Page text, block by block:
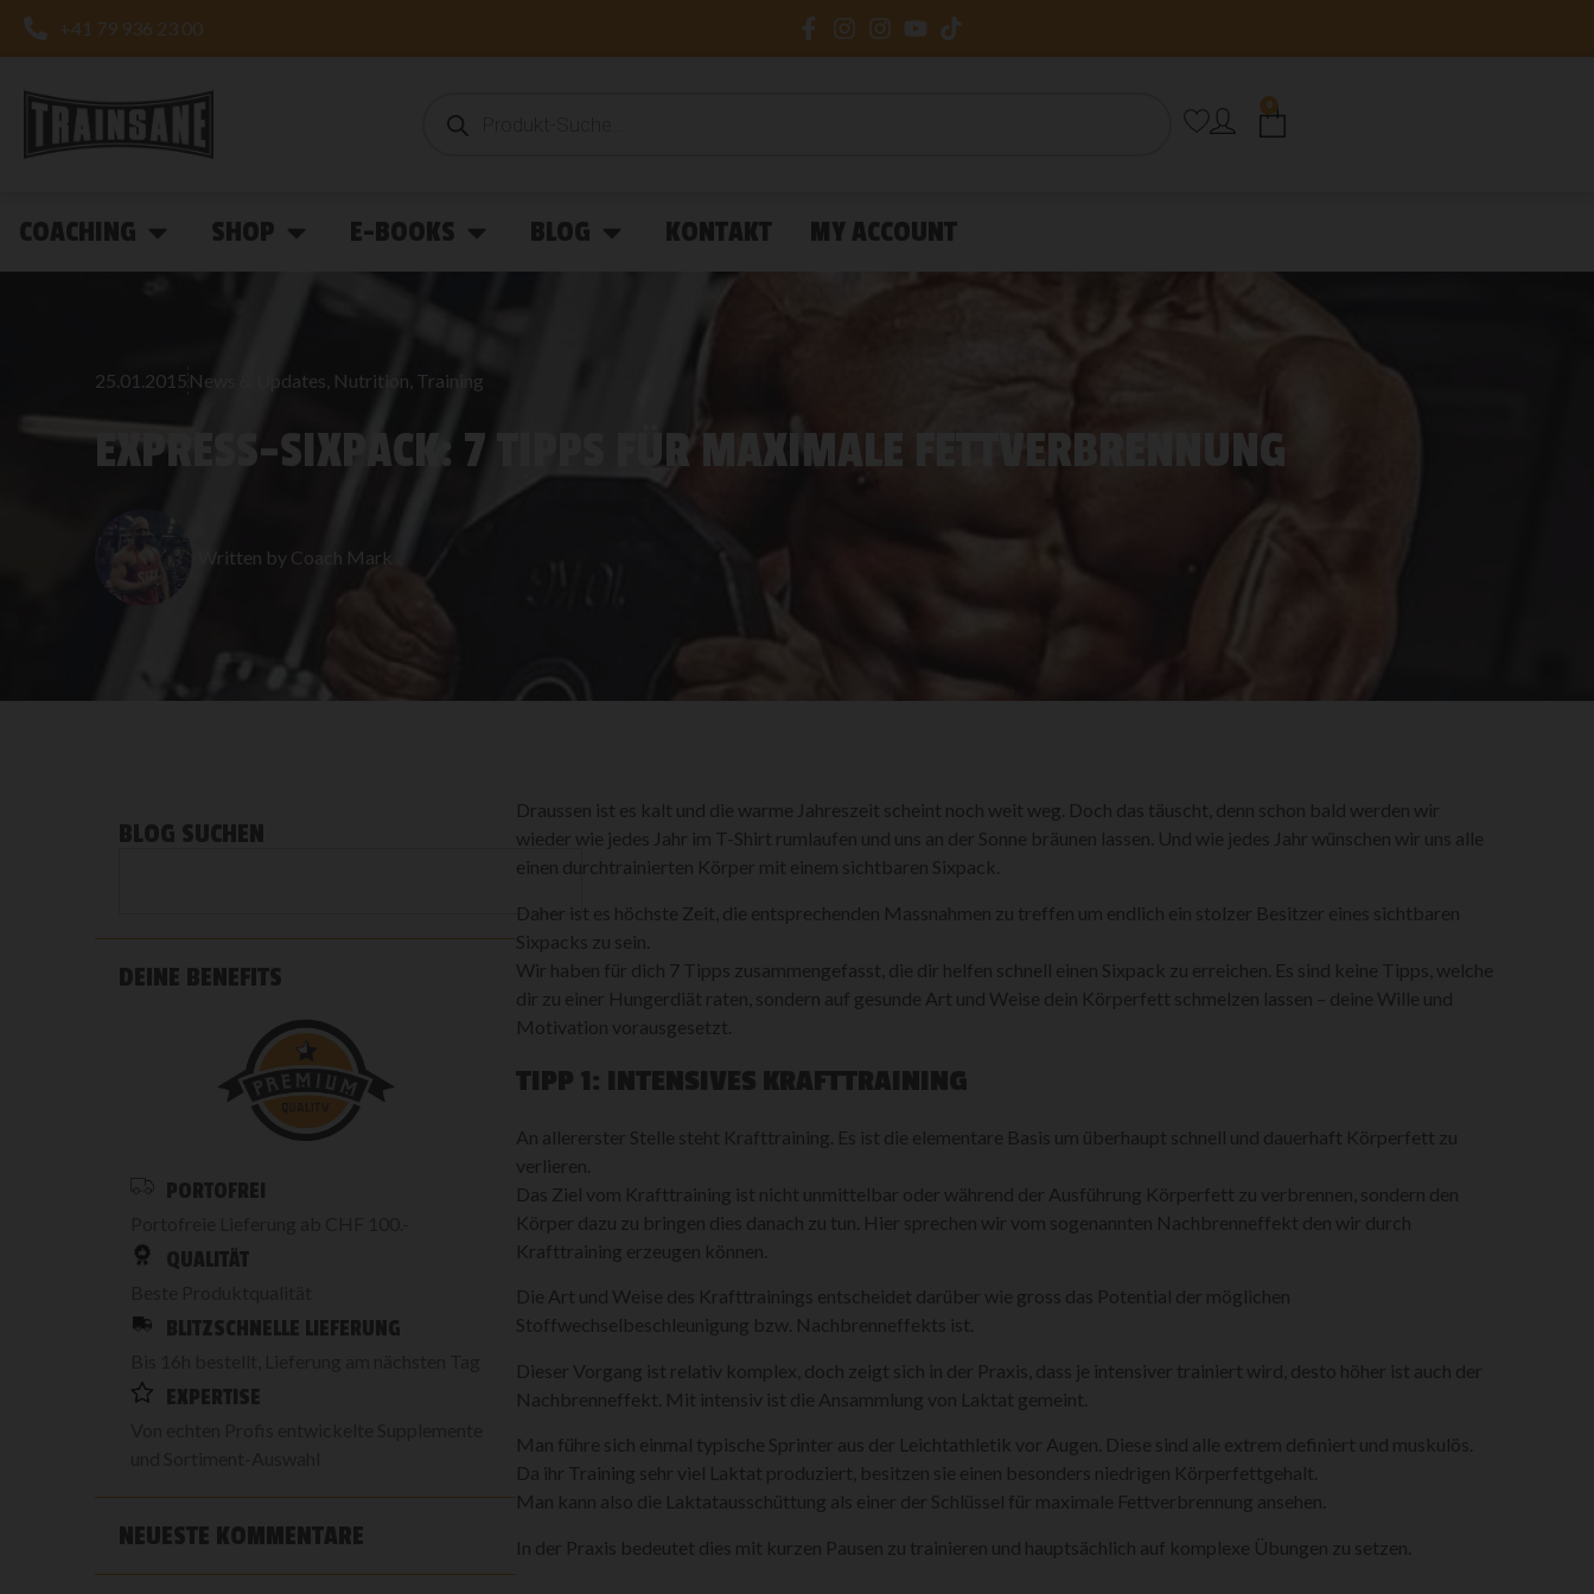
+41 79 936 23 00
0
COACHING SHOP E-BOOKS BLOG KONTAKT MY ACCOUNT
25.01.2015 News & Updates Nutrition Training
EXPRESS-SIXPACK: 7 TIPPS FÜR MAXIMALE FETTVERBRENNUNG
Written by Coach Mark
BLOG SUCHEN
DEINE BENEFITS
PORTOFREI
QUALITÄT
BLITZSCHNELLE LIEFERUNG
EXPERTISE
NEUESTE KOMMENTARE
Draussen ist es kalt und die warme Jahreszeit scheint noch weit weg. Doch das täuscht, denn schon bald werden wir
wieder wie jedes Jahr im T-Shirt rumlaufen und uns an der Sonne bräunen lassen. Und wie jedes Jahr wünschen wir uns alle
einen durchtrainierten Körper mit einem sichtbaren Sixpack.
Daher ist es höchste Zeit, die entsprechenden Massnahmen zu treffen um endlich ein stolzer Besitzer eines sichtbaren
Sixpacks zu sein.
Wir haben für dich 7 Tipps zusammengefasst, die dir helfen schnell einen Sixpack zu erreichen. Es sind keine Tipps, welche
dir zu einer Hungerdiät raten, sondern auf gesunde Art und Weise dein Körperfett schmelzen lassen – deine Wille und
Motivation vorausgesetzt.
TIPP 1: INTENSIVES KRAFTTRAINING
An allererster Stelle steht Krafttraining. Es ist die elementare Basis um überhaupt schnell und dauerhaft Körperfett zu
verlieren.
Das Ziel vom Krafttraining ist nicht unmittelbar oder während der Ausführung Körperfett zu verbrennen, sondern den
Körper dazu zu bringen dies danach zu tun. Hier sprechen wir vom sogenannten Nachbrenneffekt den wir durch
Krafttraining erzeugen können.
Die Art und Weise des Krafttrainings entscheidet darüber wie gross das Potential der möglichen
Stoffwechselbeschleunigung bzw. Nachbrenneffekts ist.
Dieser Vorgang ist relativ komplex, doch zeigt sich in der Praxis, dass je intensiver trainiert wird, desto höher ist auch der
Nachbrenneffekt. Mit intensiv ist die Ansammlung von Laktat gemeint.
Man führe sich einmal typische Sprinter aus der Leichtathletik vor Augen. Diese sind alle extrem definiert und muskulös.
Da ihr Training sehr viel Laktat produziert, besitzen sie einen besonders niedrigen Körperfettgehalt.
Man kann also die Laktatausschüttung als einer der Schlüssel für maximale Fettverbrennung ansehen.
In der Praxis bedeutet dies mit kurzen Pausen zu trainieren und hauptsächlich auf komplexe Übungen zu setzen.